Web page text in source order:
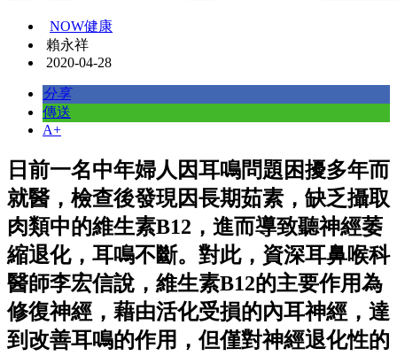
NOW健康
賴永祥
2020-04-28
分享
傳送
A+
日前一名中年婦人因耳鳴問題困擾多年而
就醫，檢查後發現因長期茹素，缺乏攝取
肉類中的維生素B12，進而導致聽神經萎
縮退化，耳鳴不斷。對此，資深耳鼻喉科
醫師李宏信說，維生素B12的主要作用為
修復神經，藉由活化受損的內耳神經，達
到改善耳鳴的作用，但僅對神經退化性的